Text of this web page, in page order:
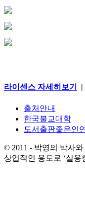
라이센스 자세히보기 |
출처안내
한국불교대학
도서출판좋은인연
© 2011 - 박영의 박사
상업적인 용도로 ‘실